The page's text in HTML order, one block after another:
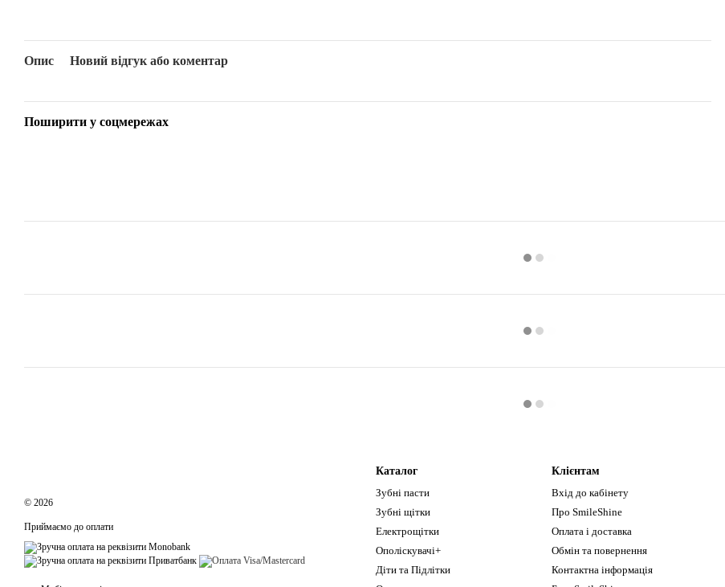
Опис
Новий відгук або коментар
Поширити у соцмережах
© 2026
Приймаємо до оплати
Каталог
Зубні пасти
Зубні щітки
Електрощітки
Ополіскувачі+
Діти та Підлітки
Клієнтам
Вхід до кабінету
Про SmileShine
Оплата і доставка
Обмін та повернення
Контактна інформація